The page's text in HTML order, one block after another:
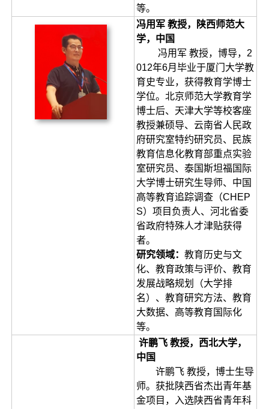
等。
冯用军 教授，陕西师范大
学，中国
冯用军 教授，博导，2
012年6月毕业于厦门大学教
育史专业，获得教育学博士
学位。北京师范大学教育学
博士后、天津大学等校客座
教授兼硕导、云南省人民政
府研究室特约研究员、民族
教育信息化教育部重点实验
室研究员、泰国斯坦福国际
大学博士研究生导师、中国
高等教育追踪调查（CHEP
S）项目负责人、河北省委
省政府特殊人才津贴获得
者。
研究领域：教育历史与文
化、教育政策与评价、教育
发展战略规划（大学排
名）、教育研究方法、教育
大数据、高等教育国际化
等。
许鹏飞 教授，西北大学，
中国
许鹏飞 教授，博士生导
师。获批陕西省杰出青年基
金项目，入选陕西省青年科